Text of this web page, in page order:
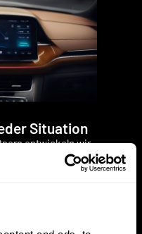
Situation
entwickeln wir
und exzellenter